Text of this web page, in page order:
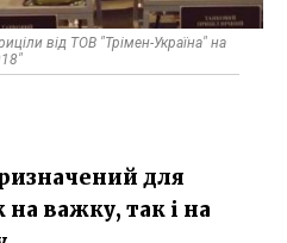
від ТОВ "Трімен-Україна"​ на
для
важку, так і на